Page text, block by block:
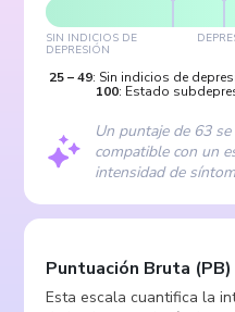
SIN INDICIOS DE
DEPRESIÓN
25–49: Sin indicios de
100: Estado
Un puntaje de 63
compatible con un
intensidad de
Puntuación Bruta (PB)
Esta escala cuantifica la